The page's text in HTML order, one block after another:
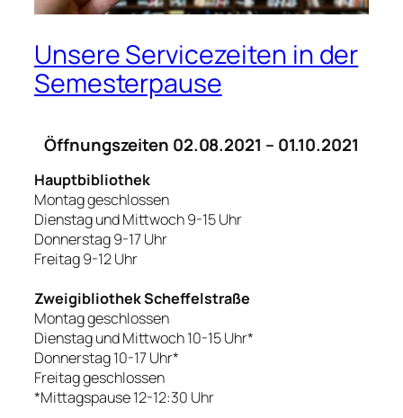
Unsere Servicezeiten in der
Semesterpause
Öffnungszeiten 02.08.2021 – 01.10.2021
Hauptbibliothek
Montag geschlossen
Dienstag und Mittwoch 9-15 Uhr
Donnerstag 9-17 Uhr
Freitag 9-12 Uhr
Zweigibliothek Scheffelstraße
Montag geschlossen
Dienstag und Mittwoch 10-15 Uhr*
Donnerstag 10-17 Uhr*
Freitag geschlossen
*Mittagspause 12-12:30 Uhr